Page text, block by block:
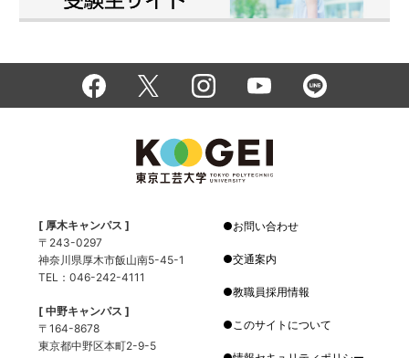
[ 厚木キャンパス ]
〒243-0297
神奈川県厚木市飯山南5-45-1
TEL：046-242-4111
[ 中野キャンパス ]
〒164-8678
東京都中野区本町2-9-5
お問い合わせ
交通案内
教職員採用情報
このサイトについて